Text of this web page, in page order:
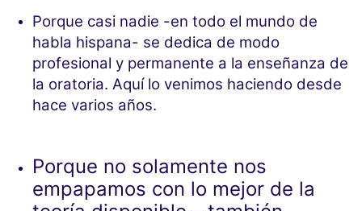
Porque casi nadie -en todo el mundo de
habla hispana- se dedica de modo
profesional y permanente a la enseñanza de
la oratoria. Aquí lo venimos haciendo desde
hace varios años.
Porque no solamente nos
empapamos con lo mejor de la